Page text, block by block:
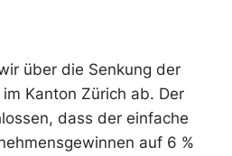
über die Senkung der
Kanton Zürich ab. Der
dass der einfache
auf 6 %